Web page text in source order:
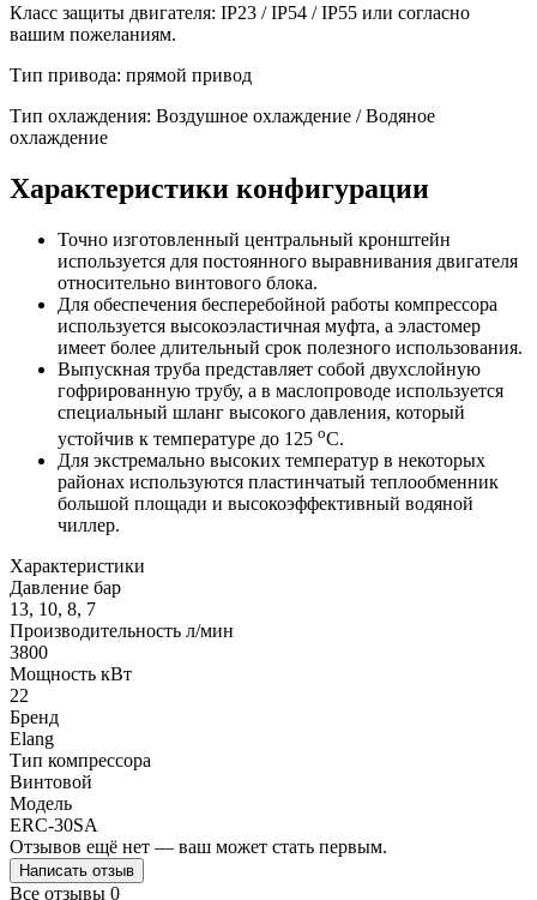
Класс защиты двигателя: IP23 / IP54 / IP55 или согласно
вашим пожеланиям.
Тип привода: прямой привод
Тип охлаждения: Воздушное охлаждение / Водяное
охлаждение
Характеристики конфигурации
Точно изготовленный центральный кронштейн
используется для постоянного выравнивания двигателя
относительно винтового блока.
Для обеспечения бесперебойной работы компрессора
используется высокоэластичная муфта, а эластомер
имеет более длительный срок полезного использования.
Выпускная труба представляет собой двухслойную
гофрированную трубу, а в маслопроводе используется
специальный шланг высокого давления, который
устойчив к температуре до 125 оС.
Для экстремально высоких температур в некоторых
районах используются пластинчатый теплообменник
большой площади и высокоэффективный водяной
чиллер.
Характеристики
Давление бар
13, 10, 8, 7
Производительность л/мин
3800
Мощность кВт
22
Бренд
Elang
Тип компрессора
Винтовой
Модель
ERC-30SA
Отзывов ещё нет — ваш может стать первым.
Написать отзыв
Все отзывы 0